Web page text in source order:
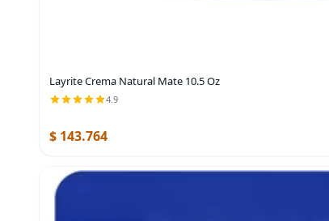
Layrite Crema Natural Mate 10.5 Oz
4.9
$ 143.764